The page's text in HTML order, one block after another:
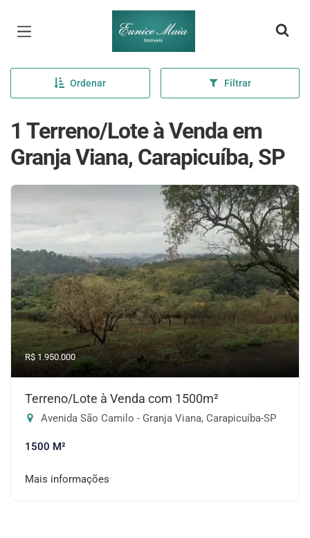
Página inicial
Ordenar Filtrar
1 Terreno/Lote à Venda em
Granja Viana, Carapicuíba, SP
R$ 1.950.000
Terreno/Lote à Venda com 1500m²
Avenida São Camilo - Granja Viana, Carapicuíba-SP
1500 M²
Mais informações